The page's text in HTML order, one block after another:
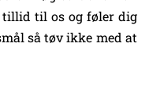
til os og føler dig
så tøv ikke med at